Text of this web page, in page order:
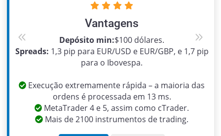
Vantagens
Depósito min:$100 dólares.
Spreads: 1,3 pip para EUR/USD e EUR/GBP, e 1,7 pip
para o Ibovespa.
Execução extremamente rápida – a maioria das
ordens é processada em 13 ms.
MetaTrader 4 e 5, assim como cTrader.
Mais de 2100 instrumentos de trading.
Previous Next